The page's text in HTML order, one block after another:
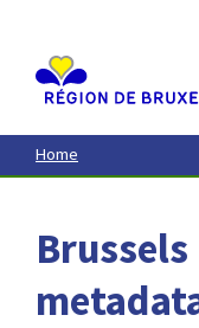
contenu
principal
Home